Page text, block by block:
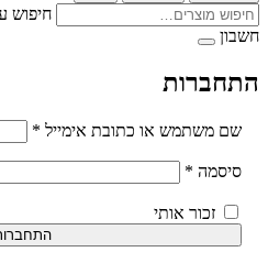
חיפוש עבור:
משתמש או כתובת אימייל*חובה
*חובה
זכור אותי
התחברות